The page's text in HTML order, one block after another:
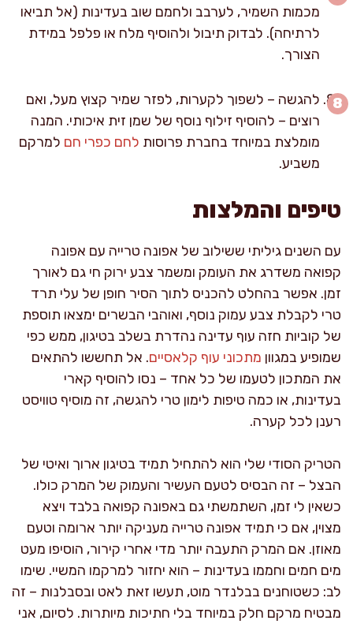
מכמות השמיר, לערבב ולחמם שוב בעדינות (אל תביאו
לרתיחה). לבדוק תיבול ולהוסיף מלח או פלפל במידת
הצורך.
להגשה – לשפוך לקערות, לפזר שמיר קצוץ מעל, ואם
רוצים – להוסיף זילוף נוסף של שמן זית איכותי. המנה
מומלצת במיוחד בחברת פרוסות לחם כפרי חם למרקם
משביע.
טיפים והמלצות
עם השנים גיליתי ששילוב של אפונה טרייה עם אפונה
קפואה משדרג את העומק ומשמר צבע ירוק חי גם לאורך
זמן. אפשר בהחלט להכניס לתוך הסיר חופן של עלי תרד
טרי לקבלת צבע עמוק נוסף, ואוהבי הבשרים ימצאו תוספת
של קוביות חזה עוף עדינה נהדרת בשלב בטיגון, ממש כפי
שמופיע במגוון מתכוני עוף קלאסיים. אל תחששו להתאים
את המתכון לטעמו של כל אחד – נסו להוסיף קארי
בעדינות, או כמה טיפות לימון טרי להגשה, זה מוסיף טוויסט
רענן לכל קערה.
הטריק הסודי שלי הוא להתחיל תמיד בטיגון ארוך ואיטי של
הבצל – זה הבסיס לטעם העשיר והעמוק של המרק כולו.
כשאין לי זמן, השתמשתי גם באפונה קפואה בלבד ויצא
מצוין, אם כי תמיד אפונה טרייה מעניקה יותר ארומה וטעם
מאוזן. אם המרק התעבה יותר מדי אחרי קירור, הוסיפו מעט
מים חמים וחממו בעדינות – הוא יחזור למרקמו המשיי. שימו
לב: כשטוחנים בבלנדר מוט, תעשו זאת לאט ובסבלנות – זה
מבטיח מרקם חלק במיוחד בלי חתיכות מיותרות. לסיום, אני